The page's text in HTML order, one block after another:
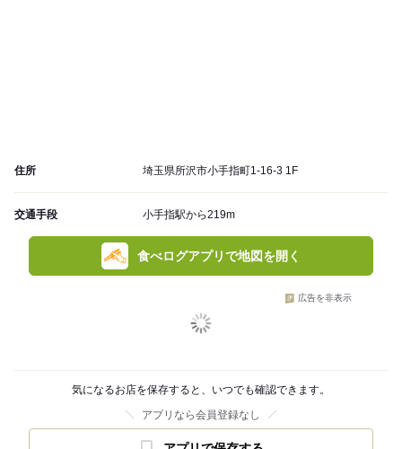
住所 埼玉県所沢市小手指町1-16-3 1F
交通手段 小手指駅から219m
食べログアプリで地図を開く
広告を非表示
気になるお店を保存すると、いつでも確認できます。
アプリなら会員登録なし